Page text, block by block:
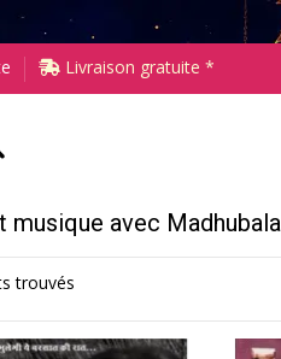
Livraison gratuite *
musique avec Madhubala
trouvés